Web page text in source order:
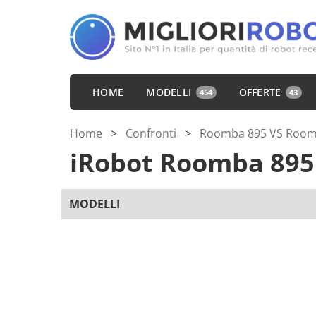
HOME MODELLI 454 OFFERTE 43
Home > Confronti > Roomba 895 VS
iRobot Roomba 895
MODELLI